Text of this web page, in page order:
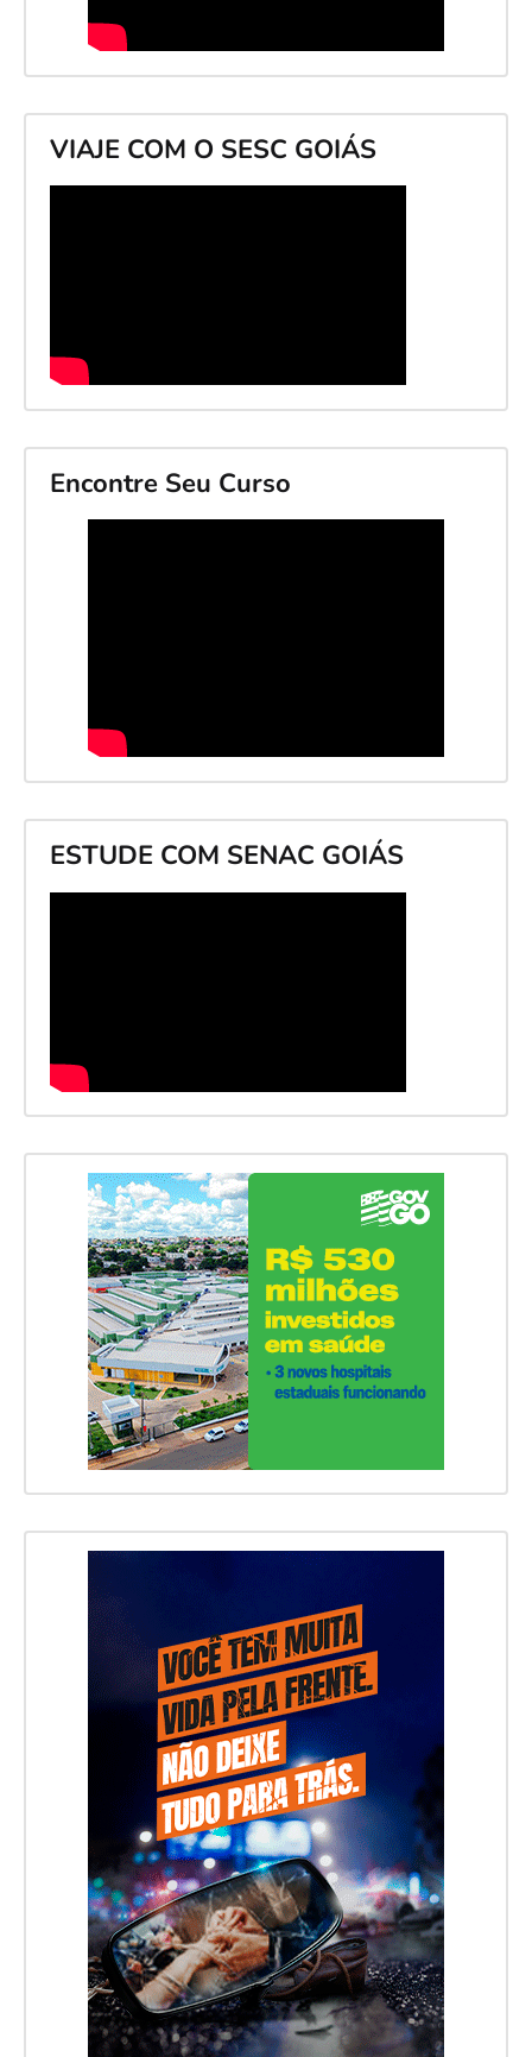
VIAJE COM O SESC GOIÁS
Encontre Seu Curso
ESTUDE COM SENAC GOIÁS